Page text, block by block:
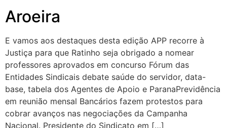
Aroeira
E vamos aos destaques desta edição APP recorre à
Justiça para que Ratinho seja obrigado a nomear
professores aprovados em concurso Fórum das
Entidades Sindicais debate saúde do servidor, data-
base, tabela dos Agentes de Apoio e ParanaPrevidência
em reunião mensal Bancários fazem protestos para
cobrar avanços nas negociações da Campanha
Nacional. Presidente do Sindicato em […]